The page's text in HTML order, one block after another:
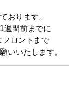
おります。
週間前までに
フロントまで
いいたします。